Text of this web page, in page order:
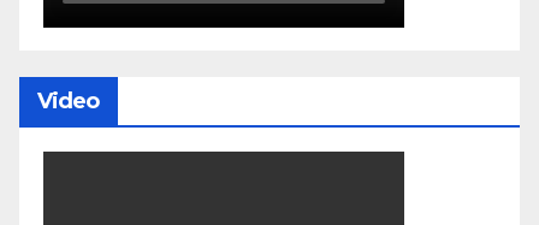
Video